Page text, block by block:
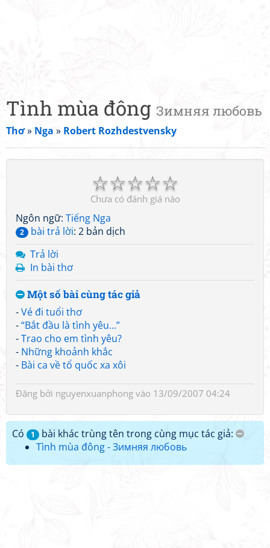
Tình mùa đông Зимняя любовь
Thơ» Nga » Robert Rozhdestvensky
☆
☆
☆
☆
☆
Chưa có đánh giá nào
Ngôn ngữ: Tiếng Nga
2 bài trả lời: 2 bản dịch
Trả lời
In bài thơ
Một số bài cùng tác giả
-Vé đi tuổi thơ
-“Bắt đầu là tình yêu...”
-Trao cho em tình yêu?
- Những khoảnh khắc
- Bài ca về tổ quốc xa xôi
Đăng bởi nguyenxuanphong vào 13/09/2007 04:24
Có 1
bài khác trùng tên trong cùng mục tác giả:
Tình mùa đông - Зимняя любовь